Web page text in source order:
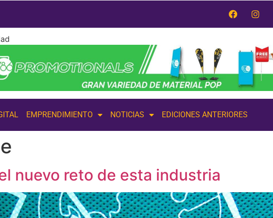
EMPRENDIMIENTO NOTICIAS EDICIONES ANTERIORES
nuevo reto de esta industria